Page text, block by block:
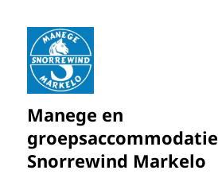
Manege en
groepsaccommodatie
Snorrewind Markelo